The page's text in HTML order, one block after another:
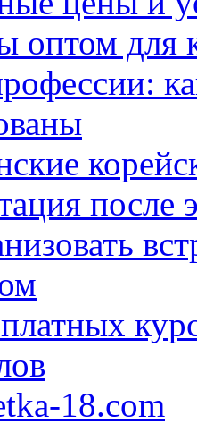
оптом для
после
платных
18.com